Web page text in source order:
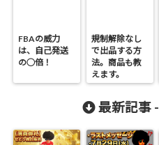
FBAの威力
は、自己発送
の○倍！
規制解除なし
で出品する方
法。商品も教
えます。
最新記事 -